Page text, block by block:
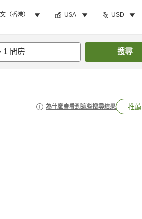
（香港） USA USD
1 間房 搜尋
為什麼會看到這些搜尋結果 推薦